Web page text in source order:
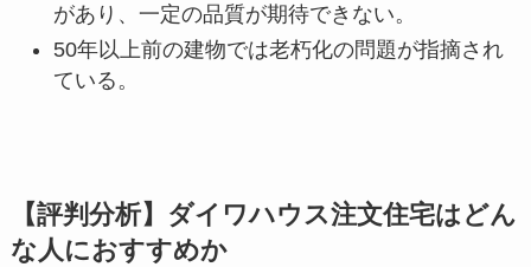
があり、一定の品質が期待できない。
50年以上前の建物では老朽化の問題が指摘され
ている。
【評判分析】ダイワハウス注文住宅はどん
な人におすすめか